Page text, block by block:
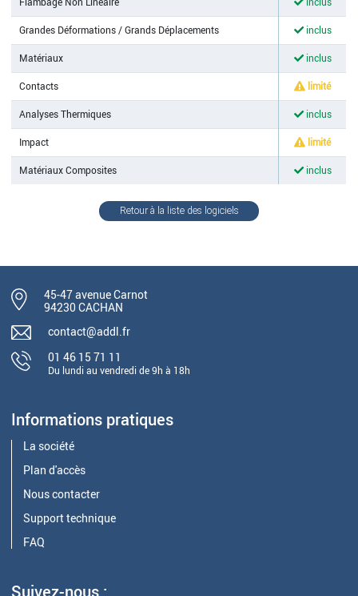
Grandes Déformations / Grands Déplacements inclus
Matériaux inclus
Contacts limité
Analyses Thermiques inclus
Impact limité
Matériaux Composites inclus
Retour à la liste des logiciels
45-47 avenue Carnot
94230 CACHAN
contact@addl.fr
01 46 15 71 11
Du lundi au vendredi de 9h à 18h
Informations pratiques
La société
Plan d'accès
Nous contacter
Support technique
FAQ
Suivez-nous :